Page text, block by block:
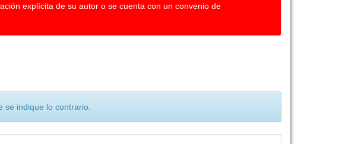
explícita de su autor o se cuenta con un convenio de
indique lo contrario.